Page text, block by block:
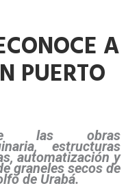
A
PUERTO
las obras
estructuras
automatización y
graneles secos de
de Urabá.